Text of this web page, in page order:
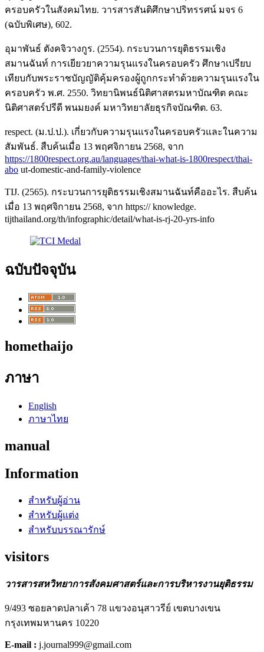
ครอบครัวในสังคมไทย. วารสารสันติศึกษาปริทรรศน์ มจร 6
(ฉบับพิเศษ), 602.
อุมาพันธ์ ตังคจิวางกูร. (2554). กระบวนการยุติธรรมเชิง
สมานฉันท์ การเยียวยาความรุนแรงในครอบครัว ศึกษาเปรียบ
เทียบกับพระราชบัญญัติคุ้มครองผู้ถูกกระทำด้วยความรุนแรงใน
ครอบครัว พ.ศ. 2550. วิทยานิพนธ์นิติศาสตรมหาบัณฑิต คณะ
นิติศาสตร์ปรีดี พนมยงค์ มหาวิทยาลัยธุรกิจบัณฑิต. 63.
respect. (ม.ป.ป.). เกี่ยวกับความรุนแรงในครอบครัวและในความ
สัมพันธ์. สืบค้นเมื่อ 13 พฤศจิกายน 2568, จาก
https://1800respect.org.au/languages/thai-what-is-1800respect/thai-
abo ut-domestic-and-family-violence
TIJ. (2565). กระบวนการยุติธรรมเชิงสมานฉันท์คืออะไร. สืบค้น
เมื่อ 13 พฤศจิกายน 2568, จาก https:// knowledge.
tijthailand.org/th/infographic/detail/what-is-rj-20-yrs-info
ฉบับปัจจุบัน
homethaijo
ภาษา
English
ภาษาไทย
manual
Information
สำหรับผู้อ่าน
สำหรับผู้แต่ง
สำหรับบรรณารักษ์
visitors
วารสารสหวิทยาการสังคมศาสตร์และการบริหารงานยุติธรรม
9/493 ซอยลาดปลาเค้า 78 แขวงอนุสาวรีย์ เขตบางเขน
กรุงเทพมหานคร 10220
E-mail : j.journal999@gmail.com